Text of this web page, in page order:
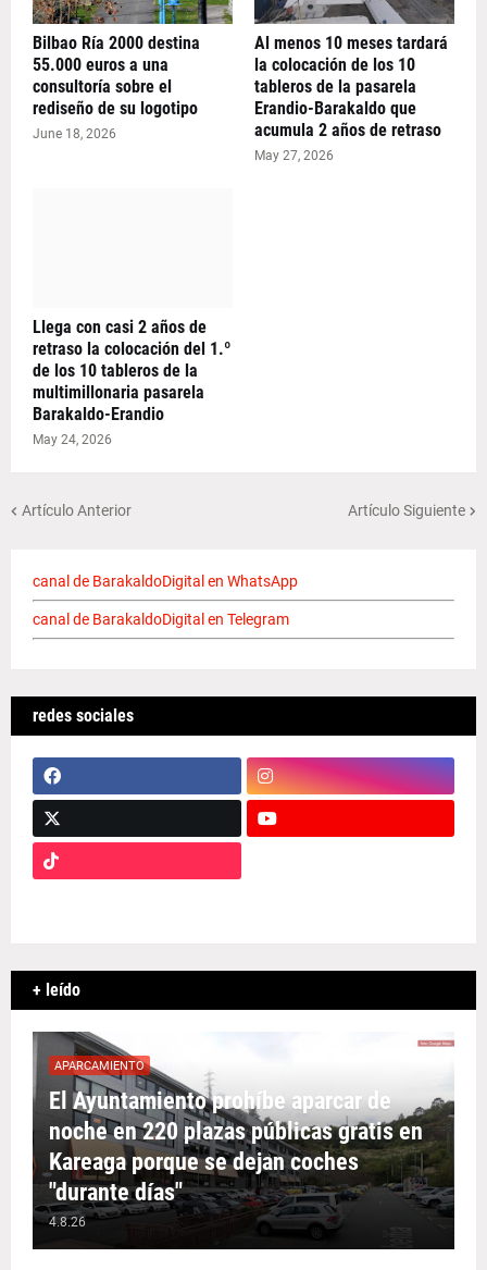
Bilbao Ría 2000 destina
55.000 euros a una
consultoría sobre el
rediseño de su logotipo
June 18, 2026
Al menos 10 meses tardará
la colocación de los 10
tableros de la pasarela
Erandio-Barakaldo que
acumula 2 años de retraso
May 27, 2026
Llega con casi 2 años de
retraso la colocación del 1.º
de los 10 tableros de la
multimillonaria pasarela
Barakaldo-Erandio
May 24, 2026
Artículo Anterior Artículo Siguiente
canal de BarakaldoDigital en WhatsApp
canal de BarakaldoDigital en Telegram
redes sociales
+ leído
APARCAMIENTO
El Ayuntamiento prohíbe aparcar de
noche en 220 plazas públicas gratis en
Kareaga porque se dejan coches
"durante días"
4.8.26